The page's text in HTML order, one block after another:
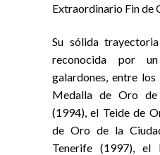
Extraordinario Fin de
Su sólida
reconocida por
galardones, entre
Medalla de Oro
(1994), el Teide de
de Oro de la
Tenerife (1997), el